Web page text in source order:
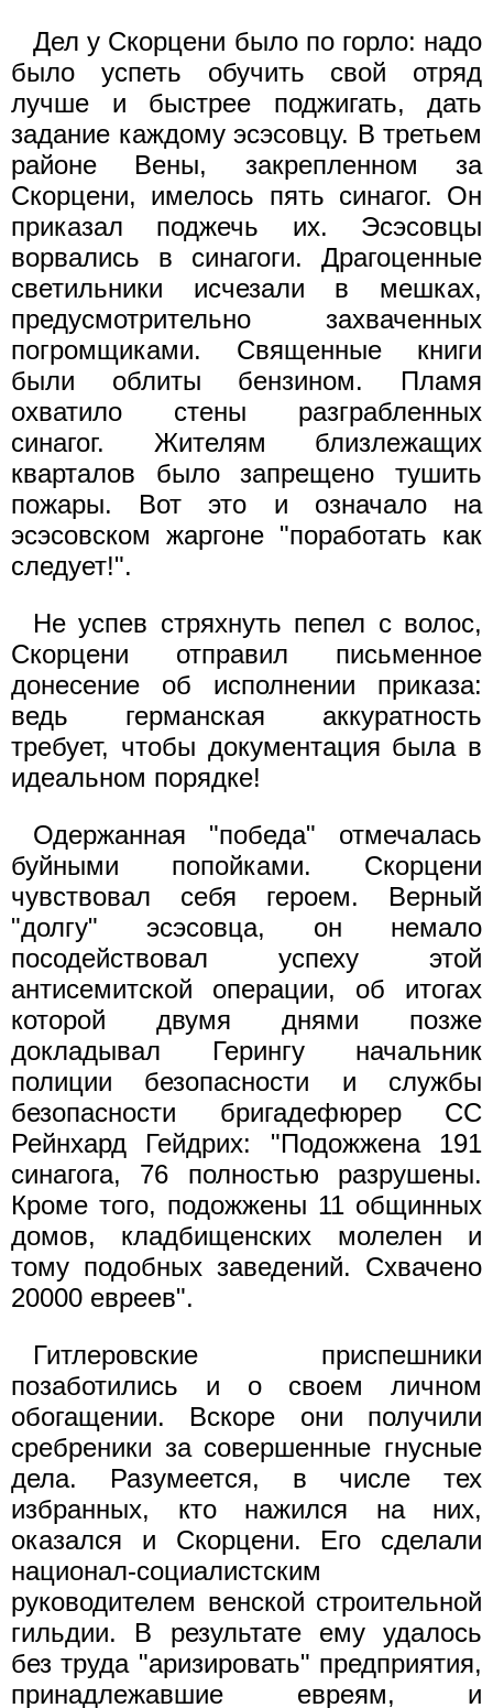
Дел у Скорцени было по горло: надо
было успеть обучить свой отряд
лучше и быстрее поджигать, дать
задание каждому эсэсовцу. В третьем
районе Вены, закрепленном за
Скорцени, имелось пять синагог. Он
приказал поджечь их. Эсэсовцы
ворвались в синагоги. Драгоценные
светильники исчезали в мешках,
предусмотрительно захваченных
погромщиками. Священные книги
были облиты бензином. Пламя
охватило стены разграбленных
синагог. Жителям близлежащих
кварталов было запрещено тушить
пожары. Вот это и означало на
эсэсовском жаргоне "поработать как
следует!".
Не успев стряхнуть пепел с волос,
Скорцени отправил письменное
донесение об исполнении приказа:
ведь германская аккуратность
требует, чтобы документация была в
идеальном порядке!
Одержанная "победа" отмечалась
буйными попойками. Скорцени
чувствовал себя героем. Верный
"долгу" эсэсовца, он немало
посодействовал успеху этой
антисемитской операции, об итогах
которой двумя днями позже
докладывал Герингу начальник
полиции безопасности и службы
безопасности бригадефюрер СС
Рейнхард Гейдрих: "Подожжена 191
синагога, 76 полностью разрушены.
Кроме того, подожжены 11 общинных
домов, кладбищенских молелен и
тому подобных заведений. Схвачено
20000 евреев".
Гитлеровские приспешники
позаботились и о своем личном
обогащении. Вскоре они получили
сребреники за совершенные гнусные
дела. Разумеется, в числе тех
избранных, кто нажился на них,
оказался и Скорцени. Его сделали
национал-социалистским
руководителем венской строительной
гильдии. В результате ему удалось
без труда "аризировать" предприятия,
принадлежавшие евреям, и